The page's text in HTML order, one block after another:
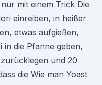
mit einem Trick Die
einreiben, in heißer
etwas aufgießen,
die Pfanne geben,
und 20
die Wie man Yoast